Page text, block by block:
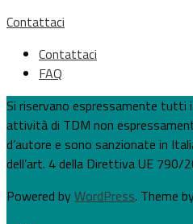
Contattaci
Contattaci
FAQ
Si riservano espressamente tutti
attività di TDM non
d’autore e sono sanzionate in
dell’art. 4 della Direttiva UE
Powered byWordPress. Theme